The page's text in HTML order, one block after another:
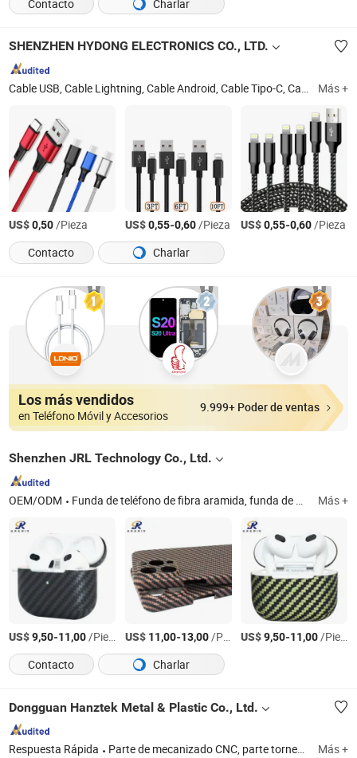
Contacto
Charlar
SHENZHEN HYDONG ELECTRONICS CO., LTD.
Cable USB, Cable Lightning, Cable Android, Cable Tipo-C, Cable iPhone, Cable HDMI Más +
US$0,50/Pieza US$0,55-0,60/Pieza US$0,55-0,60/Pieza
Contacto
Charlar
Los más vendidos
en Teléfono Móvil y Accesorios
9.999+ Poder de ventas
Shenzhen JRL Technology Co., Ltd.
OEM/ODM Funda de teléfono de fibra aramida, funda de auriculares de fibra aramida, funda de reloj de fibra aramida, funda de teléfono de fibra de carbono, funda forjada de teléfono, funda de teléfono de TPU y fibra aramida, funda de teléfono de TPU, funda de teléfono de madera, funda de iPad de fibra aramida, funda de teléfono de silicona Más +
US$9,50-11,00/Pieza US$ 11,00-13,00/Pieza US$9,50-11,00/Pieza
Contacto
Charlar
Dongguan Hanztek Metal & Plastic Co., Ltd.
Respuesta Rápida Parte de mecanizado CNC, parte torneada CNC, parte fresada CNC, parte de precisión CNC, parte de control numérico, parte de maquinaria, parte de metal, servicios de mecanizado CNC Más +